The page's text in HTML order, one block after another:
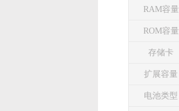
RAM容量
ROM容量
存储卡
扩展容量
电池类型